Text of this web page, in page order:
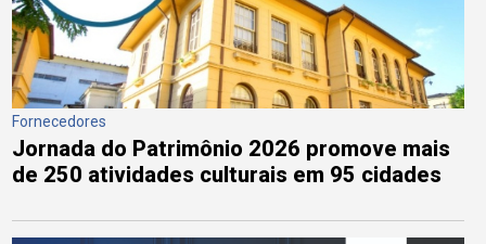
Fornecedores
Jornada do Patrimônio 2026 promove mais
de 250 atividades culturais em 95 cidades